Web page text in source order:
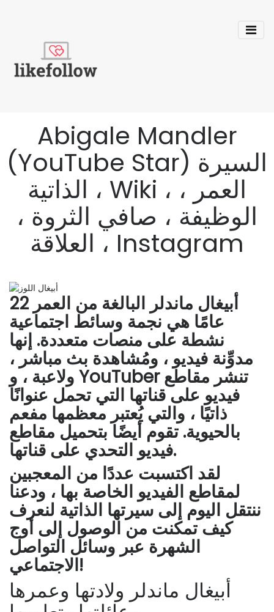
Abigale Mandler
(YouTube Star) السيرة
الذاتية ، Wiki ، العمر ،
الوظيفة ، صافي الثروة ،
العلاقة ، Instagram
أبيغال ماندلر البالغة من العمر 22
عامًا هي نجمة وسائط اجتماعية
نشطة على منصات متعددة. إنها
مدوِّنة فيديو ، ومُشاهدة بث مباشر ،
ولاعبة ، و YouTuber تنشر مقاطع
فيديو على قناتها التي تحمل عنوانًا
ذاتيًا ، والتي يُعتبر معظمها مفعم
بالحيوية. تقوم أيضًا بتحميل مقاطع
فيديو التحدي على قناتها.
لقد اكتسبت عددًا من المعجبين
لمقاطع الفيديو الخاصة بها ، ودعنا
ننتقل اليوم إلى سيرتها الذاتية لنعرف
كيف تمكنت من الوصول إلى أوج
الشهرة عبر وسائل التواصل
الاجتماعي!
أبيغال ماندلر ولادتها وعمرها